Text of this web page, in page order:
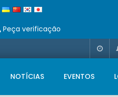
Peça verificação
NOTÍCIAS EVENTOS